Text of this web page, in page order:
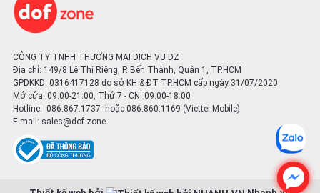
CÔNG TY TNHH THƯƠNG MẠI DỊCH VỤ DZ
Địa chỉ: 149/8 Lê Thị Riêng, P. Bến Thành, Quận 1, TP.HCM
GPDKKD: 0316417128 do sở KH & ĐT TP.HCM cấp ngày 31/07/2020
Mở cửa: 09:00-21:00, Thứ 7 - CN: 09:00-18:00
Hotline: 086.867.1737 hoặc 086.860.1169 (Viettel Mobile)
E-mail: sales@dof.zone